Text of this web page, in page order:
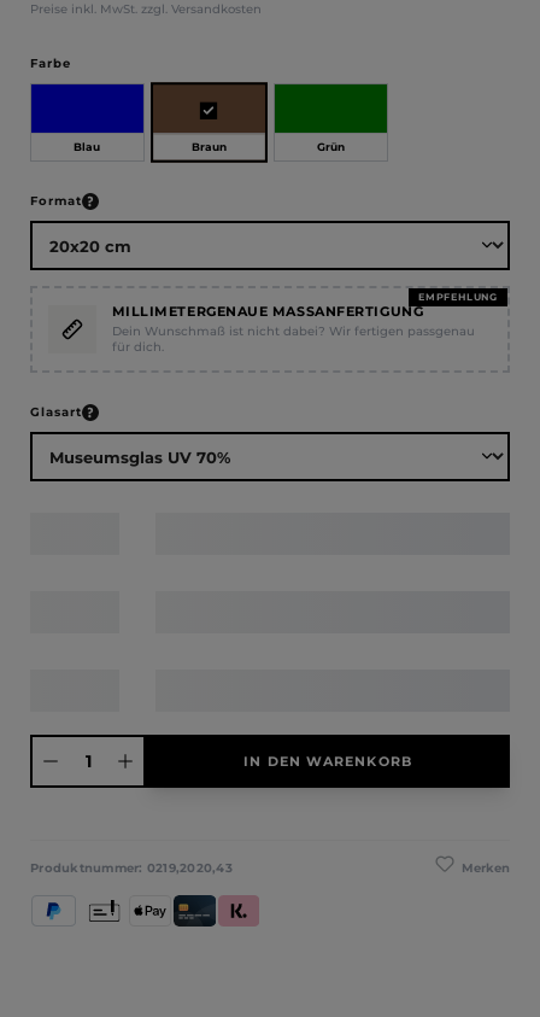
Preise inkl. MwSt. zzgl. Versandkosten
Farbeauswählen
Blau Braun Grün
Formatauswählen
EMPFEHLUNG
MILLIMETERGENAUE MASSANFERTIGUNG
Dein Wunschmaß ist nicht dabei? Wir fertigen passgenau
für dich.
Glasartauswählen
IN DEN WARENKORB
Merken
Produktnummer: 0219,2020,43
PayPal Apple PayKredit- und Debitkarte
Klarna (Rechnung / Ratenkauf / Sofort)
Vorkasse